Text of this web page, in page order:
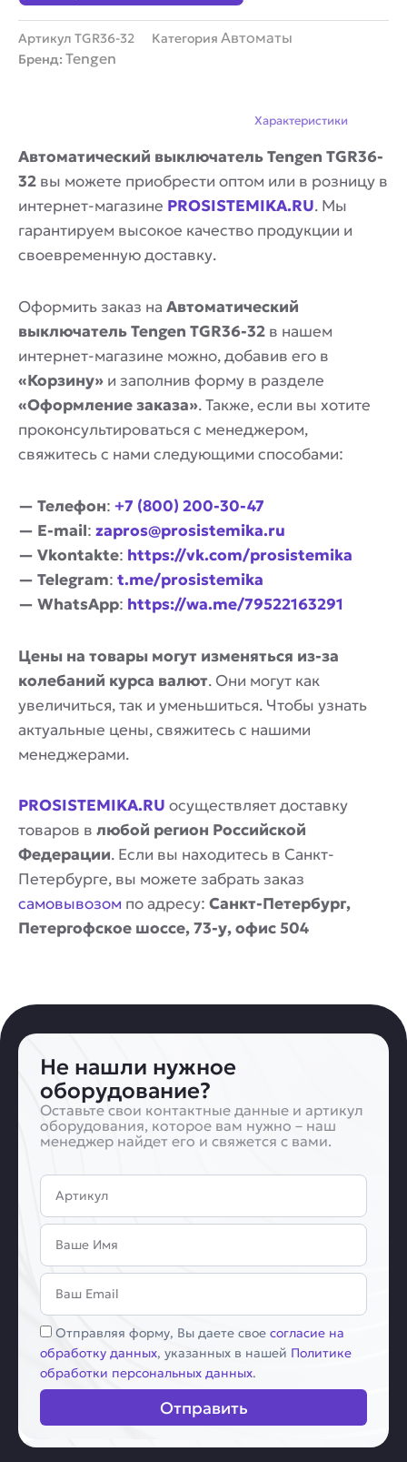
Артикул TGR36-32 Категория Автоматы
Бренд: Tengen
Характеристики
Автоматический выключатель Tengen TGR36-
32 вы можете приобрести оптом или в розницу в
интернет-магазине PROSISTEMIKA.RU. Мы
гарантируем высокое качество продукции и
своевременную доставку.
Оформить заказ на Автоматический
выключатель Tengen TGR36-32 в нашем
интернет-магазине можно, добавив его в
«Корзину» и заполнив форму в разделе
«Оформление заказа». Также, если вы хотите
проконсультироваться с менеджером,
свяжитесь с нами следующими способами:
— Телефон: +7 (800) 200-30-47
— E-mail: zapros@prosistemika.ru
— Vkontakte: https://vk.com/prosistemika
— Telegram: t.me/prosistemika
— WhatsApp: https://wa.me/79522163291
Цены на товары могут изменяться из-за
колебаний курса валют. Они могут как
увеличиться, так и уменьшиться. Чтобы узнать
актуальные цены, свяжитесь с нашими
менеджерами.
PROSISTEMIKA.RU осуществляет доставку
товаров в любой регион Российской
Федерации. Если вы находитесь в Санкт-
Петербурге, вы можете забрать заказ
самовывозом по адресу: Санкт-Петербург,
Петергофское шоссе, 73-у, офис 504
Не нашли нужное
оборудование?
Оставьте свои контактные данные и артикул
оборудования, которое вам нужно – наш
менеджер найдет его и свяжется с вами.
Артикул
Имя
Email
Соглашение
Отправляя форму, Вы даете свое согласие на
обработку данных, указанных в нашей Политике
обработки персональных данных.
Отправить